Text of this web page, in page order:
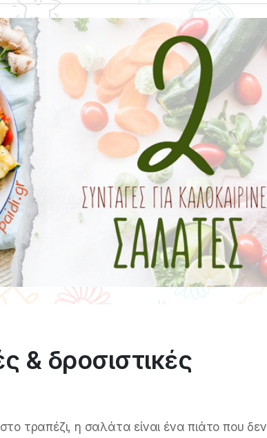
& δροσιστικές
τραπέζι, η σαλάτα είναι ένα πιάτο που δεν